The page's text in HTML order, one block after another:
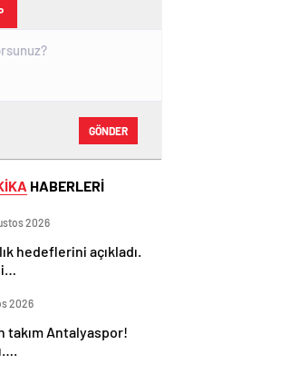
GÖNDER
HABERLERİ
2026
hedeflerini açıkladı.
2026
takım Antalyaspor!